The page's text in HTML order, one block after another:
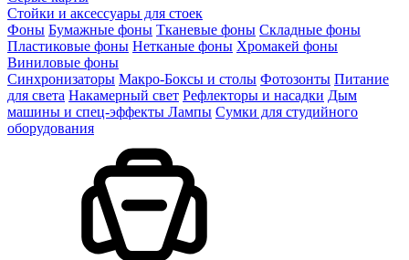
Стойки и аксессуары для стоек
Фоны Бумажные фоны Тканевые фоны Складные фоны
Пластиковые фоны Нетканые фоны Хромакей фоны
Виниловые фоны
Синхронизаторы Макро-Боксы и столы Фотозонты Питание
для света Накамерный свет Рефлекторы и насадки Дым
машины и спец-эффекты Лампы Сумки для студийного
оборудования